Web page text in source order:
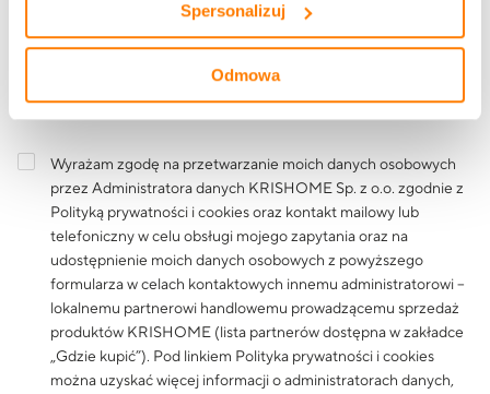
Spersonalizuj
Odmowa
Wyrażam zgodę na przetwarzanie moich danych osobowych
przez Administratora danych KRISHOME Sp. z o.o. zgodnie z
Polityką prywatności i cookiesoraz kontakt mailowy lub
telefoniczny w celu obsługi mojego zapytania oraz na
udostępnienie moich danych osobowych z powyższego
formularza w celach kontaktowych innemu administratorowi –
lokalnemu partnerowi handlowemu prowadzącemu sprzedaż
produktów KRISHOME (lista partnerów dostępna w zakładce
„Gdzie kupić”). Pod linkiem Polityka prywatności i cookies
można uzyskać więcej informacji o administratorach danych,